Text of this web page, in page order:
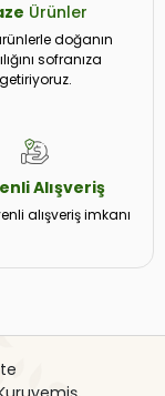
Ürünler
doğanın
sofranıza
getiriyoruz.
Alışveriş
alışveriş imkanı